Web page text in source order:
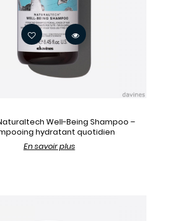
Well-Being Shampoo –
hydratant quotidien
En savoir plus